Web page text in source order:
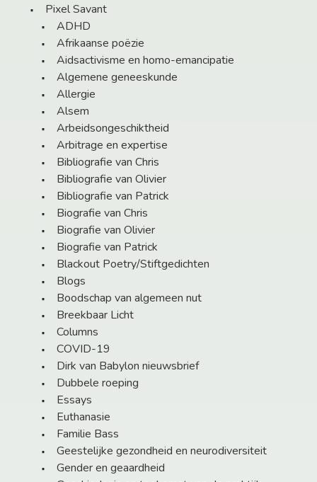
Pixel Savant
ADHD
Afrikaanse poëzie
Aidsactivisme en homo-emancipatie
Algemene geneeskunde
Allergie
Alsem
Arbeidsongeschiktheid
Arbitrage en expertise
Bibliografie van Chris
Bibliografie van Olivier
Bibliografie van Patrick
Biografie van Chris
Biografie van Olivier
Biografie van Patrick
Blackout Poetry/Stiftgedichten
Blogs
Boodschap van algemeen nut
Breekbaar Licht
Columns
COVID-19
Dirk van Babylon nieuwsbrief
Dubbele roeping
Essays
Euthanasie
Familie Bass
Geestelijke gezondheid en neurodiversiteit
Gender en geaardheid